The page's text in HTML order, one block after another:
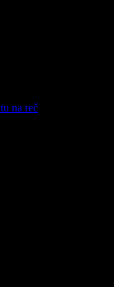
na reč